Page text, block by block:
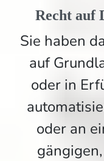
Recht auf
Sie haben
auf
oder in
oder an